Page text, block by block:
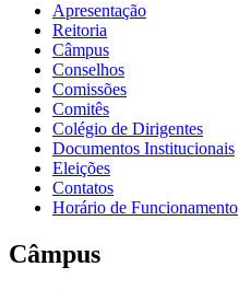
Apresentação
Reitoria
Câmpus
Conselhos
Comissões
Comitês
Colégio de Dirigentes
Documentos Institucionais
Eleições
Contatos
Horário de Funcionamento
Câmpus